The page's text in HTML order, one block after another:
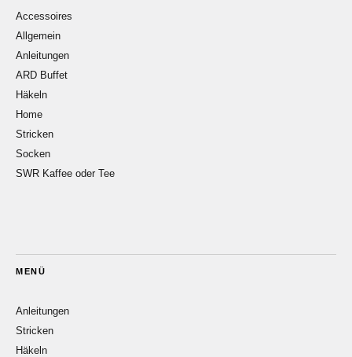
Accessoires
Allgemein
Anleitungen
ARD Buffet
Häkeln
Home
Stricken
Socken
SWR Kaffee oder Tee
MENÜ
Anleitungen
Stricken
Häkeln